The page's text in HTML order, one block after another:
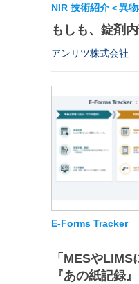
NIR 技術紹介＜異
もしも、錠剤
アンリツ株式会社
E-Forms Tracker
「MESや
『あの紙記録